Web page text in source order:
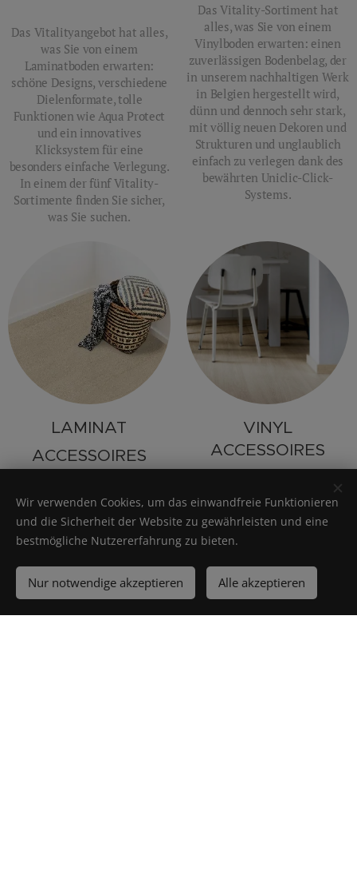
Das Vitalityangebot hat alles,
was Sie von einem
Laminatboden erwarten:
schöne Designs, verschiedene
Dielenformate, tolle
Funktionen wie Aqua Protect
und ein innovatives
Klicksystem für eine
besonders einfache Verlegung.
In einem der fünf Vitality-
Sortimente finden Sie sicher,
was Sie suchen.
Das Vitality-Sortiment hat
alles, was Sie von einem
Vinylboden erwarten: einen
zuverlässigen Bodenbelag, der
in unserem nachhaltigen Werk
in Belgien hergestellt wird,
dünn und dennoch sehr stark,
mit völlig neuen Dekoren und
Strukturen und unglaublich
einfach zu verlegen dank des
bewährten Uniclic-Click-
Systems.
LAMINAT
ACCESSOIRES
VINYL
ACCESSOIRES
Zur Veredelung Ihres Vitality-Bodens bieten wir Ihnen
abgestimmten Sockelleisten, Profilen und Incizoprofilen
Wir verwenden Cookies, um das einwandfreie Funktionieren
und die Sicherheit der Website zu gewährleisten und eine
bestmögliche Nutzererfahrung zu bieten.
Nur notwendige akzeptieren Alle akzeptieren